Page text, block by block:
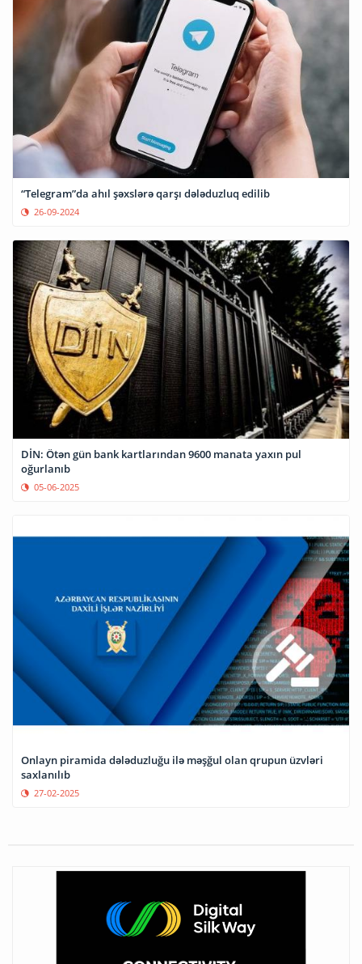
“Telegram”da ahıl şəxslərə qarşı dələduzluq edilib
26-09-2024
DİN: Ötən gün bank kartlarından 9600 manata yaxın pul
oğurlanıb
05-06-2025
Onlayn piramida dələduzluğu ilə məşğul olan qrupun üzvləri
saxlanılıb
27-02-2025